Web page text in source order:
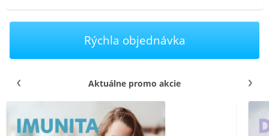
Rýchla objednávka
Aktuálne promo akcie